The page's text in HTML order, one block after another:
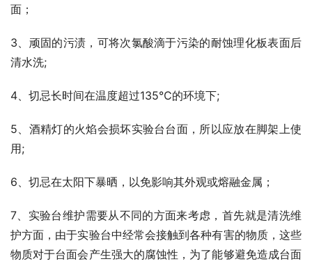
面；
3、顽固的污渍，可将次氯酸滴于污染的耐蚀理化板表面后
清水洗;
4、切忌长时间在温度超过135℃的环境下;
5、酒精灯的火焰会损坏实验台台面，所以应放在脚架上使
用;
6、切忌在太阳下暴晒，以免影响其外观或熔融金属；
7、实验台维护需要从不同的方面来考虑，首先就是清洗维
护方面，由于实验台中经常会接触到各种有害的物质，这些
物质对于台面会产生强大的腐蚀性，为了能够避免造成台面